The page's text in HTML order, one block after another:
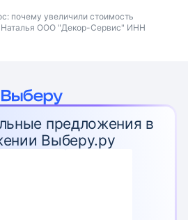
почему увеличили стоимость
ООО "Декор-Сервис" ИНН
предложения в
Выберу.ру